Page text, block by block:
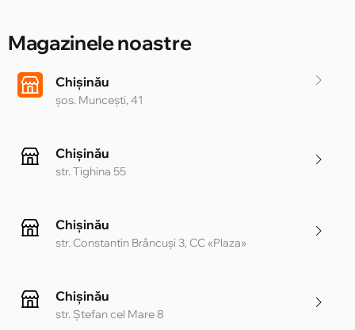
Magazinele noastre
Chișinău
șos. Muncești, 41
Chișinău
str. Tighina 55
Chișinău
str. Constantin Brâncuși 3, CC «Plaza»
Chișinău
str. Ștefan cel Mare 8